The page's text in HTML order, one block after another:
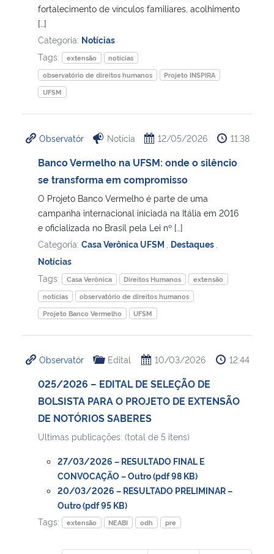
fortalecimento de vínculos familiares, acolhimento
[…]
Categoria: Notícias
Tags:
extensão
notícias
observatório de direitos humanos
Projeto INSPIRA
UFSM
Observatór Notícia 12/05/2026 11:38
Banco Vermelho na UFSM: onde o silêncio
se transforma em compromisso
O Projeto Banco Vermelho é parte de uma
campanha internacional iniciada na Itália em 2016
e oficializada no Brasil pela Lei nº […]
Categoria: Casa Verônica UFSM Destaques
Notícias
Tags:
Casa Verônica Direitos Humanos
extensão
notícias
observatório de direitos humanos
Projeto Banco Vermelho
UFSM
Observatór Edital 10/03/2026 12:44
025/2026 – EDITAL DE SELEÇÃO DE
BOLSISTA PARA O PROJETO DE EXTENSÃO
DE NOTÓRIOS SABERES
Ultimas publicações: (total de 5 itens)
27/03/2026 – RESULTADO FINAL E
CONVOCAÇÃO – Outro (pdf 98 KB)
20/03/2026 – RESULTADO PRELIMINAR –
Outro (pdf 95 KB)
Tags:
extensão NEABI odh pre